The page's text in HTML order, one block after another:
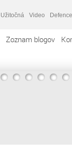
Užitočná Video
Zoznam blogov